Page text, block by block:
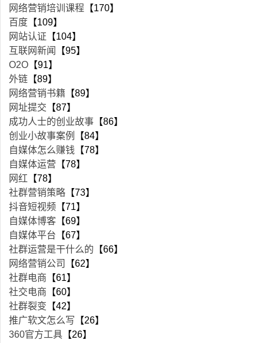
网络营销培训课程 【170】
百度 【109】
网站认证 【104】
互联网新闻
【95】
O2O 【91】
外链 【89】
网络营销书籍 【89】
网址提交 【87】
成功人士的创业故事 【86】
创业小故事案例
【84】
自媒体怎么赚钱 【78】
自媒体运营 【78】
网红 【78】
社群营销策略 【73】
抖音短视频 【71】
自媒体博客 【69】
自媒体平台 【67】
社群运营是干什么的 【66】
网络营销公司
【62】
社群电商 【61】
社交电商 【60】
社群裂变 【42】
推广软文怎么写 【26】
360官方工具 【26】